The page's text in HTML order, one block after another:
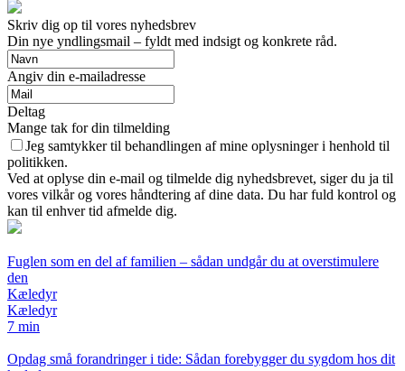
Skriv dig op til vores nyhedsbrev
Din nye yndlingsmail – fyldt med indsigt og konkrete råd.
Angiv din e-mailadresse
Deltag
Mange tak for din tilmelding
Jeg samtykker til behandlingen af mine oplysninger i henhold til
politikken.
Ved at oplyse din e-mail og tilmelde dig nyhedsbrevet, siger du ja til
vores vilkår og vores håndtering af dine data. Du har fuld kontrol og
kan til enhver tid afmelde dig.
Fuglen som en del af familien – sådan undgår du at overstimulere
den
Kæledyr
Kæledyr
7 min
Opdag små forandringer i tide: Sådan forebygger du sygdom hos dit